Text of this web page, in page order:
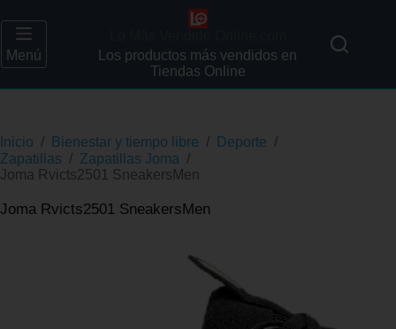
Menú
Los productos más vendidos en
Tiendas Online
Inicio / Bienestar y tiempo libre / Deporte /
Zapatillas / Zapatillas Joma /
Joma Rvicts2501 SneakersMen
Joma Rvicts2501 SneakersMen